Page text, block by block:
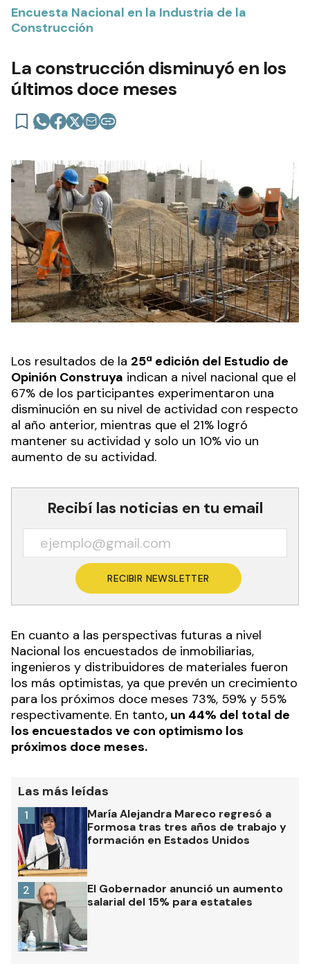
Encuesta Nacional en la Industria de la
Construcción
La construcción disminuyó en los
últimos doce meses
Los resultados de la 25ª edición del Estudio de
Opinión Construya indican a nivel nacional que el
67% de los participantes experimentaron una
disminución en su nivel de actividad con respecto
al año anterior, mientras que el 21% logró
mantener su actividad y solo un 10% vio un
aumento de su actividad.
Recibí las noticias en tu email
RECIBIR NEWSLETTER
En cuanto a las perspectivas futuras a nivel
Nacional los encuestados de inmobiliarias,
ingenieros y distribuidores de materiales fueron
los más optimistas, ya que prevén un crecimiento
para los próximos doce meses 73%, 59% y 55%
respectivamente. En tanto, un 44% del total de
los encuestados ve con optimismo los
próximos doce meses.
Las más leídas
María Alejandra Mareco regresó a
Formosa tras tres años de trabajo y
formación en Estados Unidos
1
El Gobernador anunció un aumento
salarial del 15% para estatales
2